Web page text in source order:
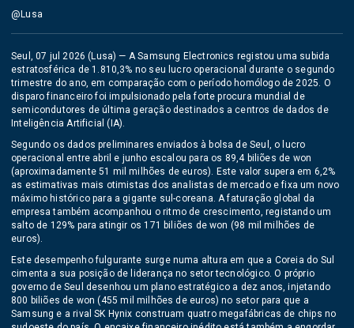
@Lusa
Seul, 07 jul 2026 (Lusa) — A Samsung Electronics registou uma subida
estratosférica de 1.810,3% no seu lucro operacional durante o segundo
trimestre do ano, em comparação com o período homólogo de 2025. O
disparo financeiro foi impulsionado pela forte procura mundial de
semicondutores de última geração destinados a centros de dados de
Inteligência Artificial (IA).
Segundo os dados preliminares enviados à bolsa de Seul, o lucro
operacional entre abril e junho escalou para os 89,4 biliões de won
(aproximadamente 51 mil milhões de euros). Este valor supera em 6,2%
as estimativas mais otimistas dos analistas de mercado e fixa um novo
máximo histórico para a gigante sul-coreana. A faturação global da
empresa também acompanhou o ritmo de crescimento, registando um
salto de 129% para atingir os 171 biliões de won (98 mil milhões de
euros).
Este desempenho fulgurante surge numa altura em que a Coreia do Sul
cimenta a sua posição de liderança no setor tecnológico. O próprio
governo de Seul desenhou um plano estratégico a dez anos, injetando
800 biliões de won (455 mil milhões de euros) no setor para que a
Samsung e a rival SK Hynix construam quatro megafábricas de chips no